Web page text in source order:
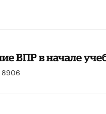
ВПР в начале
8906